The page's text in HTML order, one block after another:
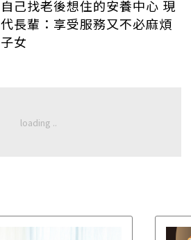
自己找老後想住的安養中心 現
代長輩：享受服務又不必麻煩
子女